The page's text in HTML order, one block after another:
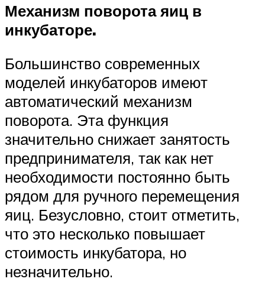
Механизм поворота яиц в
инкубаторе.
Большинство современных
моделей инкубаторов имеют
автоматический механизм
поворота. Эта функция
значительно снижает занятость
предпринимателя, так как нет
необходимости постоянно быть
рядом для ручного перемещения
яиц. Безусловно, стоит отметить,
что это несколько повышает
стоимость инкубатора, но
незначительно.